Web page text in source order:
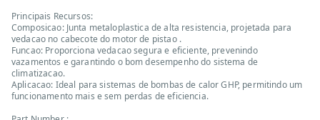
Principais Recursos:
Composicao: Junta metaloplastica de alta resistencia, projetada para
vedacao no cabecote do motor de pistao .
Funcao: Proporciona vedacao segura e eficiente, prevenindo
vazamentos e garantindo o bom desempenho do sistema de
climatizacao.
Aplicacao: Ideal para sistemas de bombas de calor GHP, permitindo um
funcionamento mais e sem perdas de eficiencia.